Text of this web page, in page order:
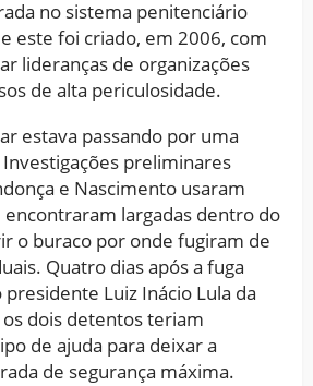
no sistema penitenciário
este foi criado, em 2006, com
lideranças de organizações
de alta periculosidade.
estava passando por uma
preliminares
e Nascimento usaram
largadas dentro do
o buraco por onde fugiram de
Quatro dias após a fuga
Luiz Inácio Lula da
dois detentos teriam
de ajuda para deixar a
de segurança máxima.